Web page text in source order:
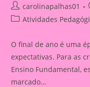
Post
author:
carolinapalhas01
PostAtividades
O final de ano é uma
expectativas. Para as
Ensino Fundamental,
marcado…